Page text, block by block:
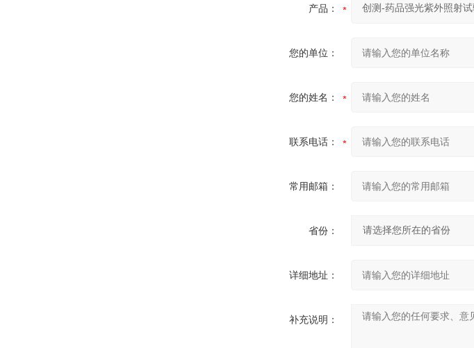
产品：
您的单位：
您的姓名：
联系电话：
常用邮箱：
省份：
详细地址：
补充说明：